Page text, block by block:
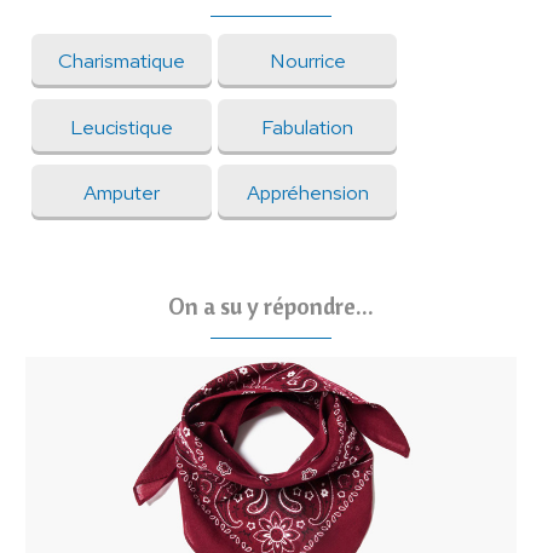
Charismatique Nourrice
Leucistique Fabulation
Amputer Appréhension
On a su y répondre...